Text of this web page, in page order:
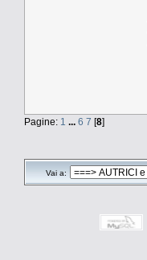
Pagine: 1 ... 6 7 [8]
Vai a: